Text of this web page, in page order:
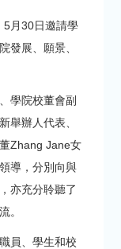
5月30日邀請學
發展、願景、
學院校董會副
舉辦人代表、
Zhang Jane女
導，分別向與
亦充分聆聽了
。
員、學生和校